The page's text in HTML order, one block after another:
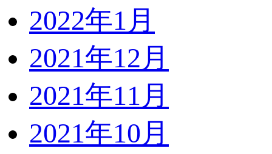
2022年1月
2021年12月
2021年11月
2021年10月